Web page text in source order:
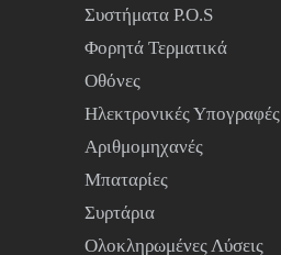
Συστήματα P.O.S
Φορητά Τερματικά
Οθόνες
Ηλεκτρονικές Υπογραφές
Αριθμομηχανές
Μπαταρίες
Συρτάρια
Ολοκληρωμένες Λύσεις